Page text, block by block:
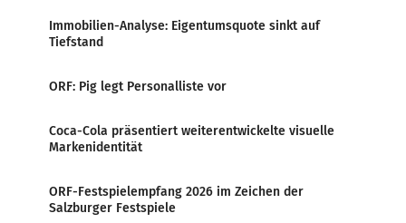
Immobilien-Analyse: Eigentumsquote sinkt auf
Tiefstand
ORF: Pig legt Personalliste vor
Coca-Cola präsentiert weiterentwickelte visuelle
Markenidentität
ORF-Festspielempfang 2026 im Zeichen der
Salzburger Festspiele